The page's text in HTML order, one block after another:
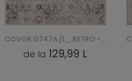
COVOR G747A /L_ RETRO - NIEBIESKI, BIAŁY
de la 129,99 L